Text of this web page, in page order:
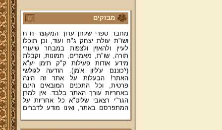
מבזקים
והלכתיים רבים של מרן הגאון הרב יצחק
רצאבי שליט"א - פוסק עדת תימן,
מחבר ספרי שלחן ערוך המקוצר ח"ח
ושו"ת עולת יצחק ג"ח ועוד, וכן תוכלו
לעיין ולהאזין ולצפות במבחר שיעורי
תורה, שו"ת, מאמרים, תמונות, וקבלת
מידע אודות פעילות ק"ק תימן יע"א
(י'כוננם ע'ליון א'מן). הודעה לגולשי
האתר! הבעלות על אתר זה הינה
פרטית, וכל התכנים המובאים הינם
באחריות עורך האתר בלבד. אין למרן
הגר"י רצאבי שליט"א כל אחריות על
המתפרסם באתר, ואינו מודע לדברים
המפורסמים בו.
קווים לדמותו של מהרי"ץ זצוק"ל